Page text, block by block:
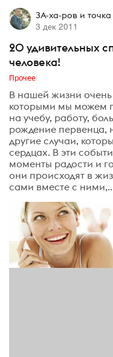
ЗА-ха-ров и точка
3 дек 2011
20 удивительных
человека!
Прочее
В нашей жизни
которыми мы можем
на учебу, работу,
рождение первенца,
другие случаи,
сердцах. В эти
моменты радости и
они происходят в
сами вместе с